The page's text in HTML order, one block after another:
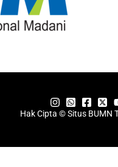
Hak Cipta © Situs BUMN